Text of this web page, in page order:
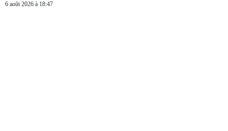
6 août 2026 à 18:47